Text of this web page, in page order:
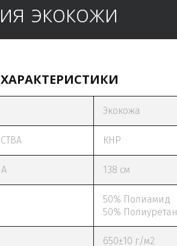
экокожи
Экокожа
КНР
138 см
50% Полиамид
50% Полиуретан
650±10 г/м2